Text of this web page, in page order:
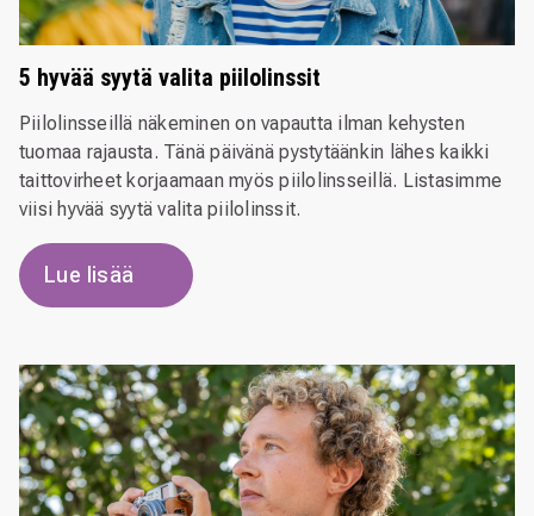
5 hyvää syytä valita piilolinssit
Piilolinsseillä näkeminen on vapautta ilman kehysten
tuomaa rajausta. Tänä päivänä pystytäänkin lähes kaikki
taittovirheet korjaamaan myös piilolinsseillä. Listasimme
viisi hyvää syytä valita piilolinssit.
Lue lisää